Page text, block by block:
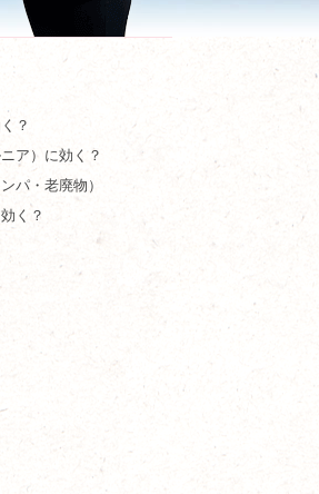
？
ア）に効く？
パ・老廃物）
く？